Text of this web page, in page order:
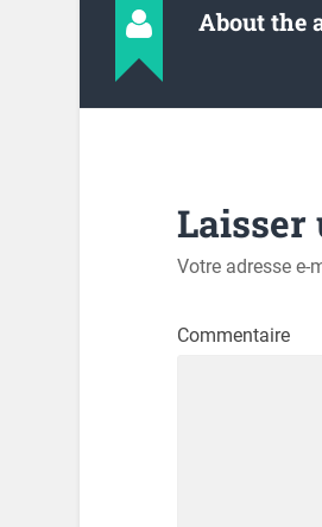
About the
Laisser
Votre adresse e-
Commentaire